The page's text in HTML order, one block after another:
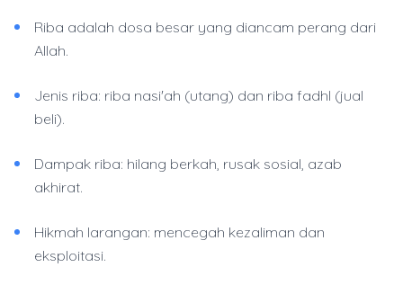
Riba adalah dosa besar yang diancam perang dari
Allah.
Jenis riba: riba nasi'ah (utang) dan riba fadhl (jual
beli).
Dampak riba: hilang berkah, rusak sosial, azab
akhirat.
Hikmah larangan: mencegah kezaliman dan
eksploitasi.